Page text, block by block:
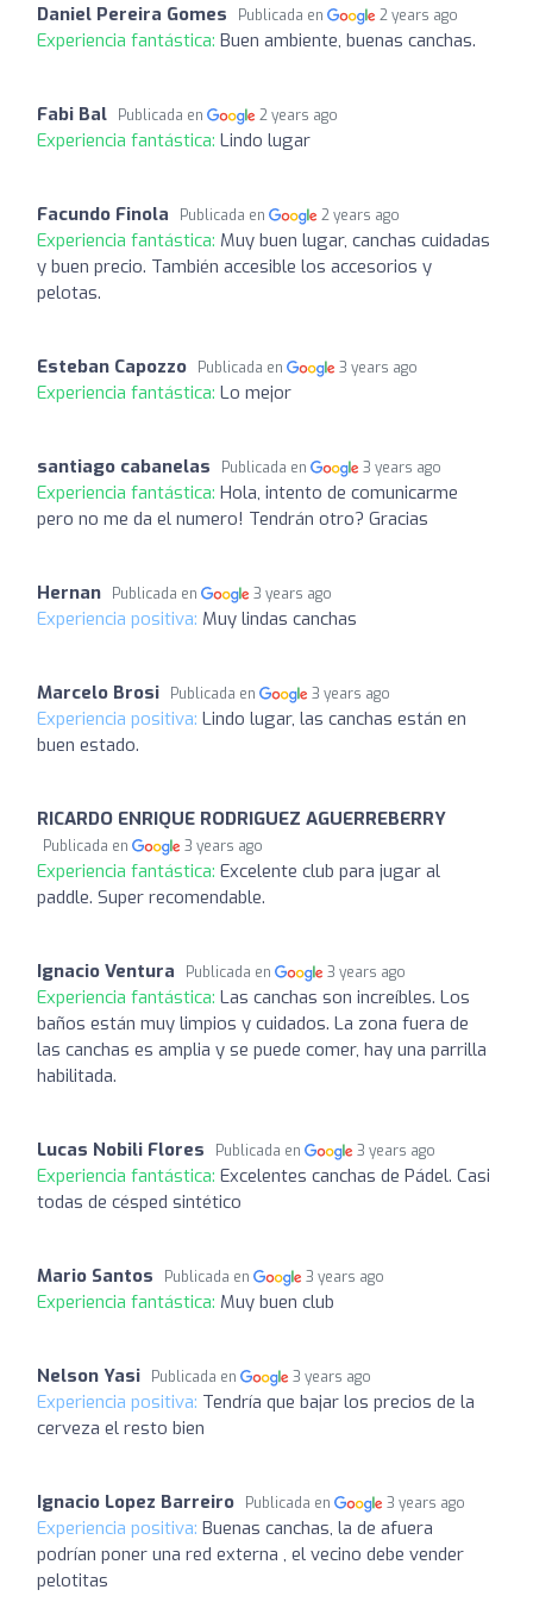
Daniel Pereira Gomes Publicada en 2 years ago
Experiencia fantástica: Buen ambiente, buenas canchas.
Fabi Bal Publicada en 2 years ago
Experiencia fantástica: Lindo lugar
Facundo Finola Publicada en 2 years ago
Experiencia fantástica: Muy buen lugar, canchas cuidadas
y buen precio. También accesible los accesorios y
pelotas.
Esteban Capozzo Publicada en 3 years ago
Experiencia fantástica: Lo mejor
santiago cabanelas Publicada en 3 years ago
Experiencia fantástica: Hola, intento de comunicarme
pero no me da el numero! Tendrán otro? Gracias
Hernan Publicada en 3 years ago
Experiencia positiva: Muy lindas canchas
Marcelo Brosi Publicada en 3 years ago
Experiencia positiva: Lindo lugar, las canchas están en
buen estado.
RICARDO ENRIQUE RODRIGUEZ AGUERREBERRY
Publicada en 3 years ago
Experiencia fantástica: Excelente club para jugar al
paddle. Super recomendable.
Ignacio Ventura Publicada en 3 years ago
Experiencia fantástica: Las canchas son increíbles. Los
baños están muy limpios y cuidados. La zona fuera de
las canchas es amplia y se puede comer, hay una parrilla
habilitada.
Lucas Nobili Flores Publicada en 3 years ago
Experiencia fantástica: Excelentes canchas de Pádel. Casi
todas de césped sintético
Mario Santos Publicada en 3 years ago
Experiencia fantástica: Muy buen club
Nelson Yasi Publicada en 3 years ago
Experiencia positiva: Tendría que bajar los precios de la
cerveza el resto bien
Ignacio Lopez Barreiro Publicada en 3 years ago
Experiencia positiva: Buenas canchas, la de afuera
podrían poner una red externa , el vecino debe vender
pelotitas